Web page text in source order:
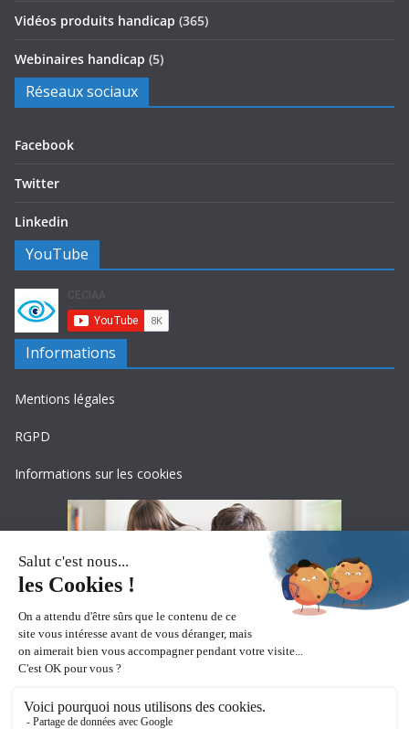
Vidéos produits handicap (365)
Webinaires handicap (5)
Réseaux sociaux
Facebook
Twitter
Linkedin
YouTube
Informations
Mentions légales
RGPD
Informations sur les cookies